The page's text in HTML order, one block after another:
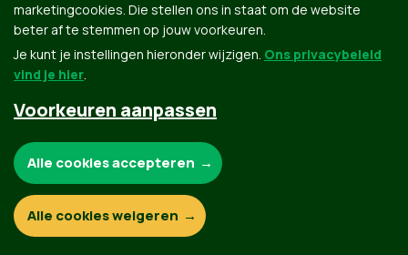
marketingcookies. Die stellen ons in staat om de website
beter af te stemmen op jouw voorkeuren.
Je kunt je instellingen hieronder wijzigen. Ons privacybeleid
vind je hier.
Voorkeuren aanpassen
Functionele en analytische cookies:
Alle cookies accepteren
Alle cookies weigeren